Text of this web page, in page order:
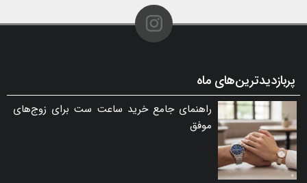
پربازدیدترین‌های ماه
راهنمای جامع خرید ساعت ست برای زوج‌های
موفق